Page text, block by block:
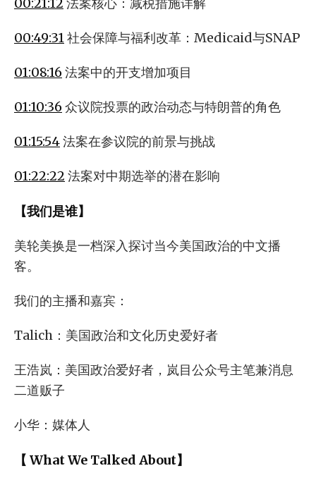
00:49:31社会保障与福利改革：Medicaid与SNAP
01:08:16 法案中的开支增加项目
01:10:36 众议院投票的政治动态与特朗普的角色
01:15:54法案在参议院的前景与挑战
01:22:22 法案对中期选举的潜在影响
【我们是谁】
美轮美换是一档深入探讨当今美国政治的中文播
客。
我们的主播和嘉宾：
Talich：美国政治和文化历史爱好者
王浩岚：美国政治爱好者，岚目公众号主笔兼消息
二道贩子
小华：媒体人
【 What We Talked About】